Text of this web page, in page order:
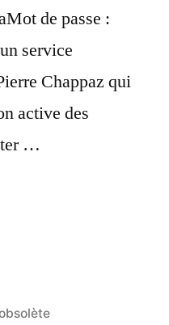
de passe :
service
Chappaz qui
active des
…